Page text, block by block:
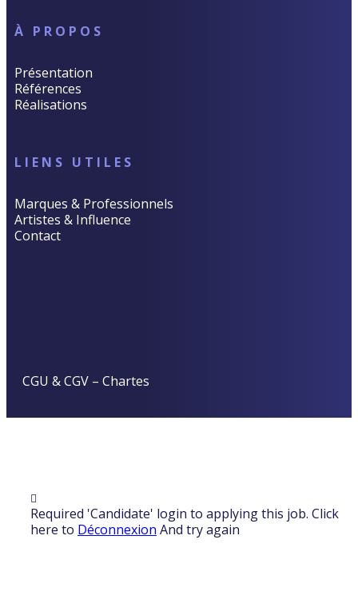
À PROPOS
Présentation
Références
Réalisations
LIENS UTILES
Marques & Professionnels
Artistes & Influence
Contact
CGU & CGV – Chartes
Required 'Candidate' login to applying this job. Click
here to Déconnexion And try again